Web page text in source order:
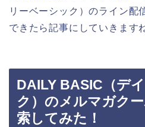
リーベーシック）のライン配
できたら記事にしていきます
DAILY BASIC（デ
ク）のメルマガク
索してみた！